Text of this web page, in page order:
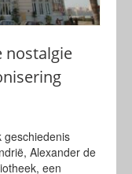
nostalgie
geschiedenis
Alexander de
een